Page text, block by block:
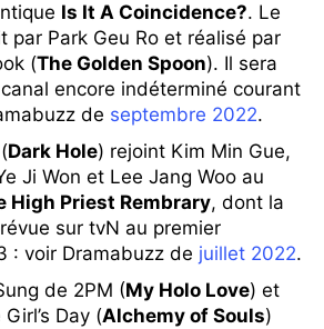
Is It A Coincidence?. Le
par Park Geu Ro et réalisé par
(The Golden Spoon). Il sera
encore indéterminé courant
de septembre 2022.
Dark Hole) rejoint Kim Min Gue,
Ji Won et Lee Jang Woo au
High Priest Rembrary, dont la
sur tvN au premier
: voir Dramabuzz de juillet 2022.
de 2PM (My Holo Love) et
Day (Alchemy of Souls)